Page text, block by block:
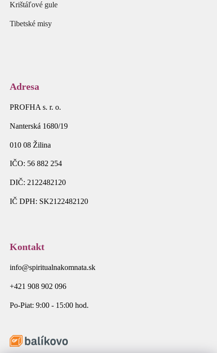
Krištáľové gule
Tibetské misy
Adresa
PROFHA s. r. o.
Nanterská 1680/19
010 08 Žilina
IČO: 56 882 254
DIČ: 2122482120
IČ DPH: SK2122482120
Kontakt
info@spiritualnakomnata.sk
+421 908 902 096
Po-Piat: 9:00 - 15:00 hod.